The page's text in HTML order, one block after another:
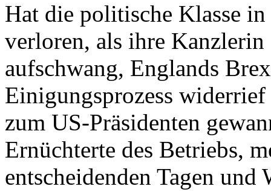
Hat die politische Klasse
verloren, als ihre Kanzlerin
aufschwang, Englands
Einigungsprozess
zum US-Präsidenten
Ernüchterte des Betriebs,
entscheidenden Tagen und